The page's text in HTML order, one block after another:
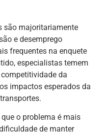
são majoritariamente
e desemprego
frequentes na enquete
especialistas temem
da
impactos esperados da
o problema é mais
de manter